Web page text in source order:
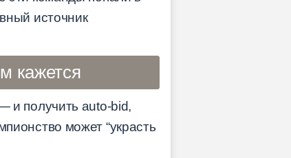
источник
кажется
и получить auto-bid,
может “украсть